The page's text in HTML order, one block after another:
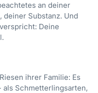
an deiner
deiner Substanz. Und
Deine
ihrer Familie: Es
Schmetterlingsarten,